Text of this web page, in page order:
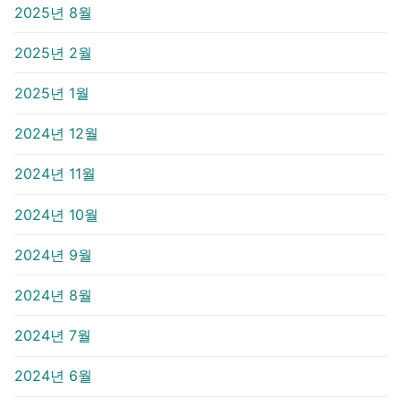
2025년 8월
2025년 2월
2025년 1월
2024년 12월
2024년 11월
2024년 10월
2024년 9월
2024년 8월
2024년 7월
2024년 6월